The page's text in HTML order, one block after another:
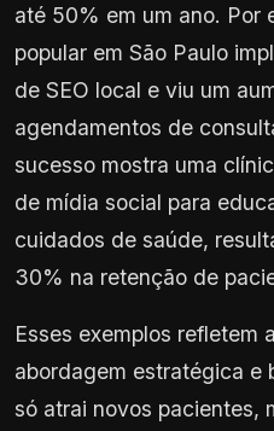
até 50% em um ano. Por
popular em São Paulo
de SEO local e viu um
agendamentos de
sucesso mostra uma
de mídia social para
cuidados de saúde,
30% na retenção de
Esses exemplos refletem
abordagem estratégica e
só atrai novos pacientes,